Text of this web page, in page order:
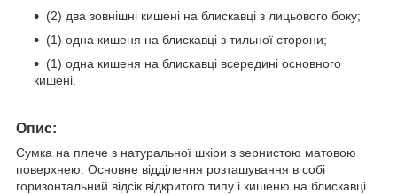
(2) два зовнішні кишені на блискавці з лицьового боку;
(1) одна кишеня на блискавці з тильної сторони;
(1) одна кишеня на блискавці всередині основного
кишені.
Опис:
Сумка на плече з натуральної шкіри з зернистою матовою
поверхнею. Основне відділення розташування в собі
горизонтальний відсік відкритого типу і кишеню на блискавці.